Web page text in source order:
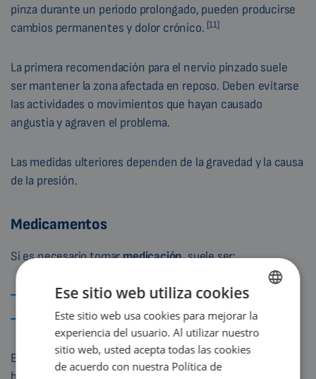
pinza durante un periodo prolongado, pueden producirse
cambios permanentes y dolor crónico. [11]
La primera recomendación para el nervio pinzado suele
ser mantener la zona afectada en reposo. Deben evitarse
las actividades o movimientos que hayan causado
angustia y agraven el problema.
Las medidas ulteriores dependen de la gravedad y la causa
de la presión.
Medicamentos
Si es necesario tomarmedicación, suele ser:
antiinflamatorios no esteroideos
o corticosteroides.
Estos fármacos alivian el dolor, la inflamación y la
ENGLISH
DUTCH
GERMAN
Ese sitio web utiliza cookies
Este sitio web usa cookies para mejorar la
experiencia del usuario. Al utilizar nuestro
sitio web, usted acepta todas las cookies
de acuerdo con nuestra Política de